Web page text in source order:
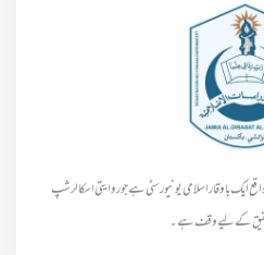
ایک باوقار اسلامی یونیورسٹی ہے جو روایتی اسکالرشپ
تحقیق کے لیے وقف ہے۔